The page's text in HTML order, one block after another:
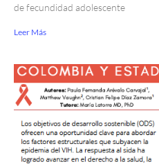
de fecundidad adolescente
Leer Más